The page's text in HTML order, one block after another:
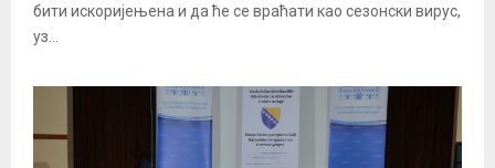
бити искоријењена и да ће се враћати као сезонски вирус,
уз...